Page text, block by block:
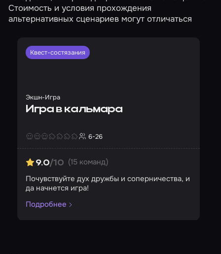
Стоимость и условия прохождения
альтернативных сценариев могут отличаться
Квест-состязания
Экшн-Игра
Игра в кальмара
6-26
9.0/10 (15 команд)
Почувствуйте дух дружбы и соперничества, и
да начнется игра!
Подробнее